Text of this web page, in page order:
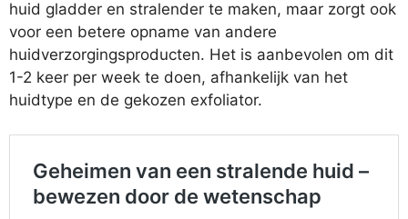
huid gladder en stralender te maken, maar zorgt ook
voor een betere opname van andere
huidverzorgingsproducten. Het is aanbevolen om dit
1-2 keer per week te doen, afhankelijk van het
huidtype en de gekozen exfoliator.